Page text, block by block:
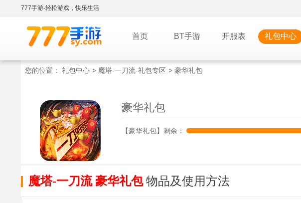
777手游-轻松游戏，快乐生活
首页 BT手游 开服表 礼包中心
您的位置： 礼包中心 > 魔塔-一刀流-礼包专区 > 豪华礼包
豪华礼包
【豪华礼包】剩余：
魔塔-一刀流 豪华礼包物品及使用方法